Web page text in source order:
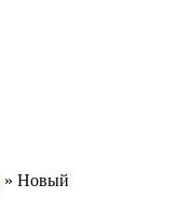
» Новый